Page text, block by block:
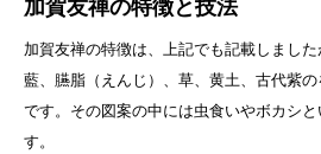
加賀友禅の特徴と技法
加賀友禅の特徴は、上記でも記載しまし
藍、臙脂（えんじ）、草、黄土、古代紫
です。その図案の中には虫食いやボカシ
す。